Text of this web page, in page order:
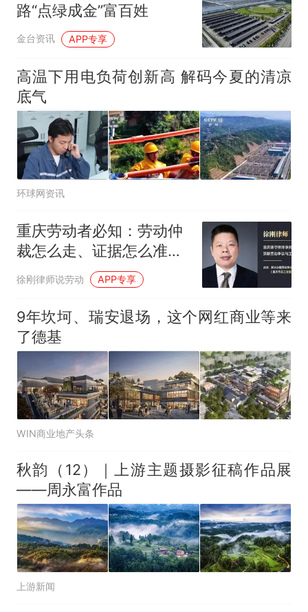
路“点绿成金”富百姓
金台资讯 APP专享
高温下用电负荷创新高 解码今夏的清凉
底气
环球网资讯
重庆劳动者必知：劳动仲
裁怎么走、证据怎么准
备、常见问题全解答
徐刚律师说劳动 APP专享
9年坎坷、瑞安退场，这个网红商业等来
了德基
WIN商业地产头条
秋韵（12）｜上游主题摄影征稿作品展
——周永富作品
上游新闻